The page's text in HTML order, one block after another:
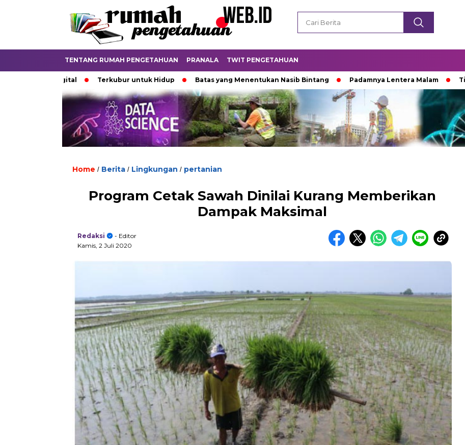
TENTANG RUMAH PENGETAHUAN PRANALA TWIT PENGETAHUAN
Terkubur untuk Hidup Batas yang Menentukan Nasib Bintang Padamnya Lentera Malam Titik Temu
Home / Berita / Lingkungan / pertanian
Program Cetak Sawah Dinilai Kurang Memberikan
Dampak Maksimal
Redaksi
- Editor
Kamis, 2 Juli 2020